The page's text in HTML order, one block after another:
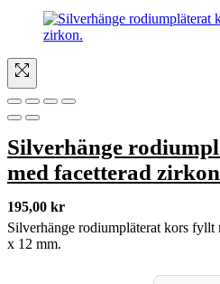
Silverhänge
med facetterad
195,00 kr
Silverhänge rodiumpläterat kors
x 12 mm.